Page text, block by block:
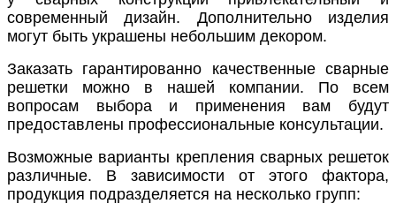
современный дизайн. Дополнительно изделия
могут быть украшены небольшим декором.
Заказать гарантированно качественные сварные
решетки можно в нашей компании. По всем
вопросам выбора и применения вам будут
предоставлены профессиональные консультации.
Возможные варианты крепления сварных решеток
различные. В зависимости от этого фактора,
продукция подразделяется на несколько групп: